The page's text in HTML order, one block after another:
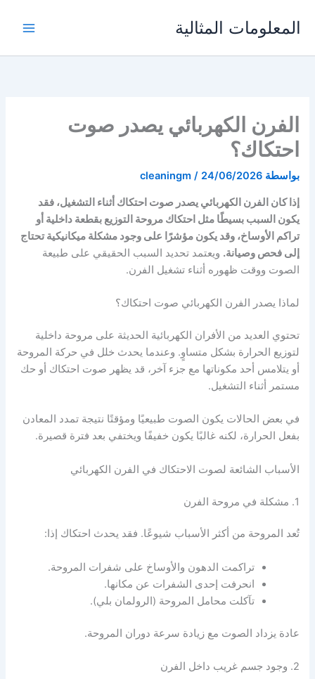
المعلومات المثالية
الفرن الكهربائي يصدر صوت
احتكاك؟
بواسطة cleaningm / 24/06/2026
إذا كان الفرن الكهربائي يصدر صوت احتكاك أثناء التشغيل، فقد
يكون السبب بسيطًا مثل احتكاك مروحة التوزيع بقطعة داخلية أو
تراكم الأوساخ، وقد يكون مؤشرًا على وجود مشكلة ميكانيكية تحتاج
إلى فحص وصيانة. ويعتمد تحديد السبب الحقيقي على طبيعة
الصوت ووقت ظهوره أثناء تشغيل الفرن.
لماذا يصدر الفرن الكهربائي صوت احتكاك؟
تحتوي العديد من الأفران الكهربائية الحديثة على مروحة داخلية
لتوزيع الحرارة بشكل متساوٍ. وعندما يحدث خلل في حركة المروحة
أو يتلامس أحد مكوناتها مع جزء آخر، قد يظهر صوت احتكاك أو حك
مستمر أثناء التشغيل.
في بعض الحالات يكون الصوت طبيعيًا ومؤقتًا نتيجة تمدد المعادن
بفعل الحرارة، لكنه غالبًا يكون خفيفًا ويختفي بعد فترة قصيرة.
الأسباب الشائعة لصوت الاحتكاك في الفرن الكهربائي
1. مشكلة في مروحة الفرن
تُعد المروحة من أكثر الأسباب شيوعًا. فقد يحدث احتكاك إذا:
تراكمت الدهون والأوساخ على شفرات المروحة.
انحرفت إحدى الشفرات عن مكانها.
تآكلت محامل المروحة (الرولمان بلي).
عادة يزداد الصوت مع زيادة سرعة دوران المروحة.
2. وجود جسم غريب داخل الفرن